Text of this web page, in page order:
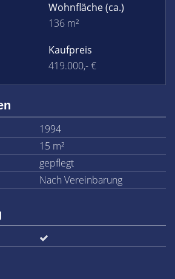
Wohnfläche(ca.)
136 m²
Kaufpreis
419.000,- €
1994
15 m²
gepflegt
Nach Vereinbarung